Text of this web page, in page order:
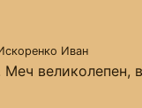
Иван
великолепен,